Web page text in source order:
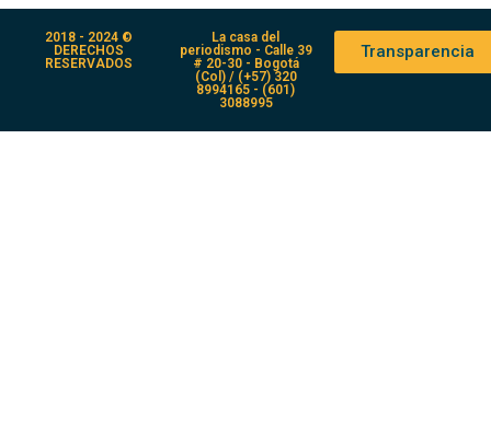
2018 - 2024 ©
DERECHOS
RESERVADOS
La casa del
periodismo - Calle 39
# 20-30 - Bogotá
(Col) / (+57) 320
8994165 - (601)
3088995
Transparencia